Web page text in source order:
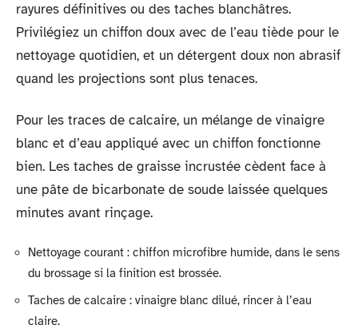
rayures définitives ou des taches blanchâtres.
Privilégiez un chiffon doux avec de l’eau tiède pour le
nettoyage quotidien, et un détergent doux non abrasif
quand les projections sont plus tenaces.
Pour les traces de calcaire, un mélange de vinaigre
blanc et d’eau appliqué avec un chiffon fonctionne
bien. Les taches de graisse incrustée cèdent face à
une pâte de bicarbonate de soude laissée quelques
minutes avant rinçage.
Nettoyage courant : chiffon microfibre humide, dans le sens
du brossage si la finition est brossée.
Taches de calcaire : vinaigre blanc dilué, rincer à l’eau
claire.